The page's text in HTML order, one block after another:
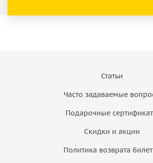
Статьи
Часто задаваемые
Подарочные
Скидки и акции
Политика возврата